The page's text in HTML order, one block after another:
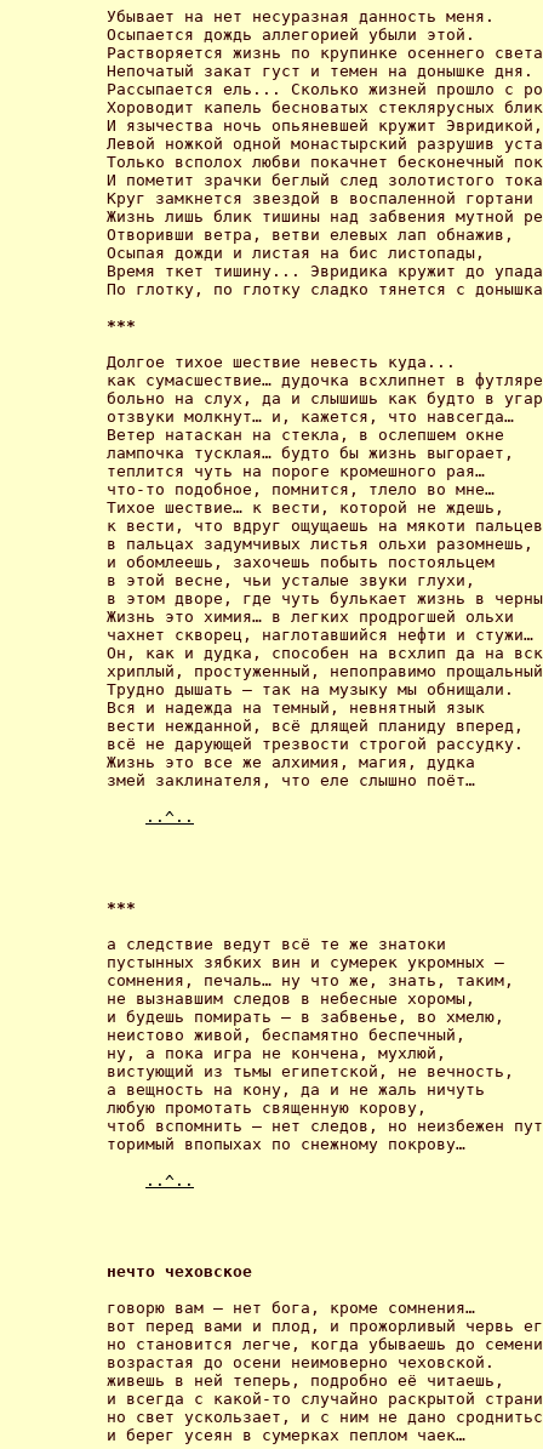
Убывает на нет несуразная данность меня.
Осыпается дождь аллегорией убыли этой.
Растворяется жизнь по крупинке осеннего
Непочатый закат густ и темен на донышке дня.
Рассыпается ель... Сколько жизней прошло с
Хороводит капель бесноватых стеклярусных
И язычества ночь опьяневшей кружит
Левой ножкой одной монастырский разрушив
Только всполох любви покачнет бесконечный
И пометит зрачки беглый след золотистого
Круг замкнется звездой в воспаленной
Жизнь лишь блик тишины над забвения мутной
Отворивши ветра, ветви елевых лап обнажив,
Осыпая дожди и листая на бис листопады,
Время ткет тишину... Эвридика кружит до
По глотку, по глотку сладко тянется с
***
Долгое тихое шествие невесть куда...
как сумасшествие… дудочка всхлипнет в
больно на слух, да и слышишь как будто в
отзвуки молкнут… и, кажется, что навсегда…
Ветер натаскан на стекла, в ослепшем окне
лампочка тусклая… будто бы жизнь выгорает,
теплится чуть на пороге кромешного рая…
что-то подобное, помнится, тлело во мне…
Тихое шествие… к вести, которой не ждешь,
к вести, что вдруг ощущаешь на мякоти
в пальцах задумчивых листья ольхи разомнешь,
и обомлеешь, захочешь побыть постояльцем
в этой весне, чьи усталые звуки глухи,
в этом дворе, где чуть булькает жизнь в
Жизнь это химия… в легких продрогшей ольхи
чахнет скворец, наглотавшийся нефти и стужи…
Он, как и дудка, способен на всхлип да на
хриплый, простуженный, непоправимо
Трудно дышать – так на музыку мы обнищали.
Вся и надежда на темный, невнятный язык
вести нежданной, всё длящей планиду вперед,
всё не дарующей трезвости строгой рассудку.
Жизнь это все же алхимия, магия, дудка
змей заклинателя, что еле слышно поёт…
..^..
***
а следствие ведут всё те же знатоки
пустынных зябких вин и сумерек укромных –
сомнения, печаль… ну что же, знать, таким,
не вызнавшим следов в небесные хоромы,
и будешь помирать – в забвенье, во хмелю,
неистово живой, беспамятно беспечный,
ну, а пока игра не кончена, мухлюй,
вистующий из тьмы египетской, не вечность,
а вещность на кону, да и не жаль ничуть
любую промотать священную корову,
чтоб вспомнить – нет следов, но неизбежен
торимый впопыхах по снежному покрову…
..^..
нечто чеховское
говорю вам – нет бога, кроме сомнения…
вот перед вами и плод, и прожорливый червь
но становится легче, когда убываешь до
возрастая до осени неимоверно чеховской.
живешь в ней теперь, подробно её читаешь,
и всегда с какой-то случайно раскрытой
но свет ускользает, и с ним не дано
и берег усеян в сумерках пеплом чаек…